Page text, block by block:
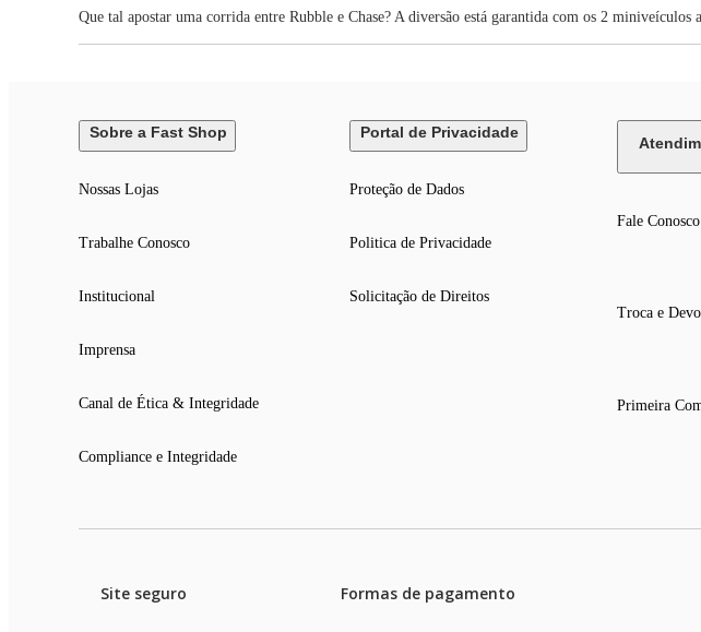
Que tal apostar uma corrida entre Rubble e Chase? A diversão está garantida com os 2
Sobre a Fast Shop
Nossas Lojas
Trabalhe Conosco
Institucional
Imprensa
Canal de Ética & Integridade
Compliance e Integridade
Portal de Privacidade
Proteção de Dados
Politica de Privacidade
Solicitação de Direitos
Fale Conosco
Troca e
Primeira
Site seguro Formas de pagamento